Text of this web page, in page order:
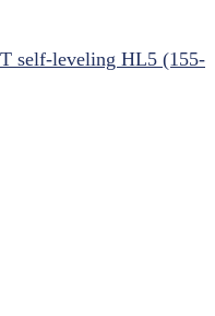
self-leveling HL5 (155-